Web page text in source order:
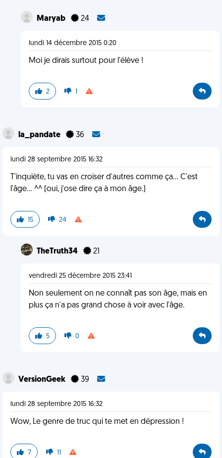
Maryab 24
lundi 14 décembre 2015 0:20
Moi je dirais surtout pour l'élève !
2 1
la_pandate 36
lundi 28 septembre 2015 16:32
T'inquiète, tu vas en croiser d'autres comme ça... C'est
l'âge... ^^ (oui, j'ose dire ça à mon âge.)
15 24
TheTruth34 21
vendredi 25 décembre 2015 23:41
Non seulement on ne connaît pas son âge, mais en
plus ça n'a pas grand chose à voir avec l'âge.
5 0
VersionGeek 39
lundi 28 septembre 2015 16:32
Wow, Le genre de truc qui te met en dépression !
7 11